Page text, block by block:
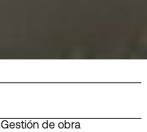
Gestión de obra